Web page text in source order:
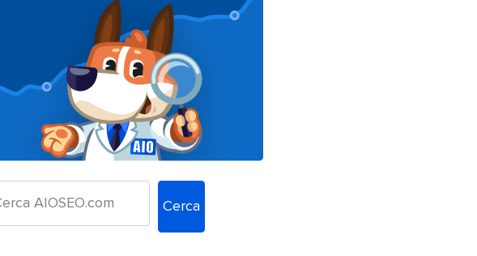
Cerca